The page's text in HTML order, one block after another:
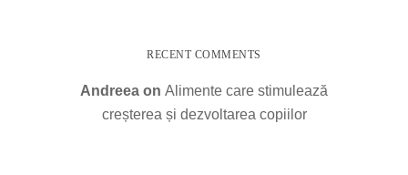
RECENT COMMENTS
Andreea on Alimente care stimulează
creșterea și dezvoltarea copiilor